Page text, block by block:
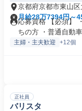
京都府京都市東山区
月給28万7394円～
応募資格 【必須】
ちの方 ・普通自動車
主婦・主夫歓迎 +12個
正社員
バリスタ